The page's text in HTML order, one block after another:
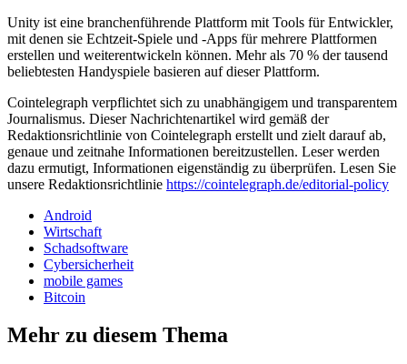
Unity ist eine branchenführende Plattform mit Tools für Entwickler,
mit denen sie Echtzeit-Spiele und -Apps für mehrere Plattformen
erstellen und weiterentwickeln können. Mehr als 70 % der tausend
beliebtesten Handyspiele basieren auf dieser Plattform.
Cointelegraph verpflichtet sich zu unabhängigem und transparentem
Journalismus. Dieser Nachrichtenartikel wird gemäß der
Redaktionsrichtlinie von Cointelegraph erstellt und zielt darauf ab,
genaue und zeitnahe Informationen bereitzustellen. Leser werden
dazu ermutigt, Informationen eigenständig zu überprüfen. Lesen Sie
unsere Redaktionsrichtlinie https://cointelegraph.de/editorial-policy
Android
Wirtschaft
Schadsoftware
Cybersicherheit
mobile games
Bitcoin
Mehr zu diesem Thema